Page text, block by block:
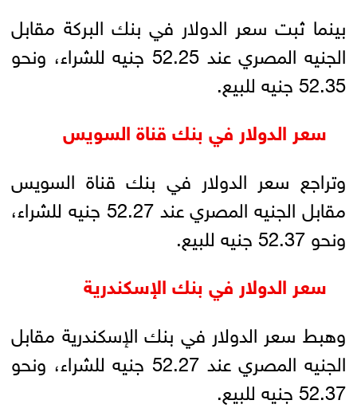
بينما ثبت سعر الدولار في بنك البركة مقابل
الجنيه المصري عند 52.25 جنيه للشراء، ونحو
52.35 جنيه للبيع.
سعر الدولار في بنك قناة السويس
وتراجع سعر الدولار في بنك قناة السويس
مقابل الجنيه المصري عند 52.27 جنيه للشراء،
ونحو 52.37 جنيه للبيع.
سعر الدولار في بنك الإسكندرية
وهبط سعر الدولار في بنك الإسكندرية مقابل
الجنيه المصري عند 52.27 جنيه للشراء، ونحو
52.37 جنيه للبيع.